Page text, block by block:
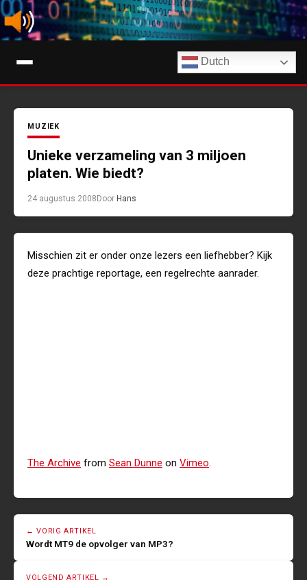
naar
de
inhoudTips, nieuws en info over streaming muziekdiensten en AI-muziek
Dutch
MUZIEK
Unieke verzameling van 3 miljoen
platen. Wie biedt?
24 augustus 2008 Door Hans
Misschien zit er onder onze lezers een liefhebber? Kijk
deze prachtige reportage, een regelrechte aanrader.
The Archive from Sean Dunne on Vimeo.
← VORIG ARTIKEL
Wordt MT9 de opvolger van MP3?
VOLGEND ARTIKEL →